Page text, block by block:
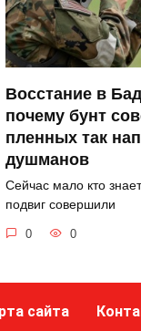
Восстание в
почему бунт
пленных так
душманов
Сейчас мало кто
подвиг совершили
0 0
сайта